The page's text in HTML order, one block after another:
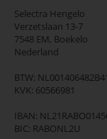
Selectra Hengelo
Verzetslaan 13-7
7548 EM, Boekelo
Nederland
BTW: NL001406482B41
KVK: 60566981
IBAN:
BIC: RABONL2U